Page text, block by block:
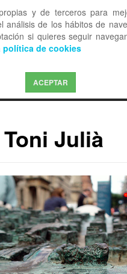
y de terceros para
análisis de los hábitos de
si quieres seguir
política de cookies
ACEPTAR
Julià